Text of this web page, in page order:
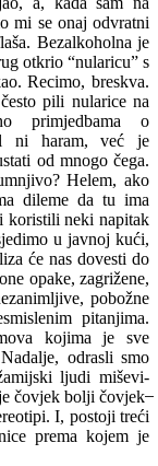
mi se onaj odvratni
Bezalkoholna je
otkrio “nularicu” s
Recimo, breskva.
pili nularice na
primjedbama o
ni haram, već je
od mnogo čega.
Helem, ako
dileme da tu ima
koristili neki napitak
u javnoj kući,
će nas dovesti do
opake, zagrižene,
pobožne
pitanjima.
kojima je sve
odrasli smo
ljudi miševi-
čovjek bolji čovjek
I, postoji treći
prema kojem je